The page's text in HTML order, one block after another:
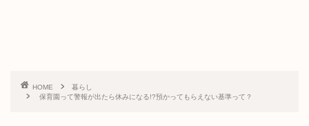
HOME
暮らし
保育園って警報が出たら休みになる!?預かってもらえない基準って？